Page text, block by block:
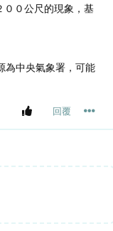
００公尺的現象，基
為中央氣象署，可能
回覆